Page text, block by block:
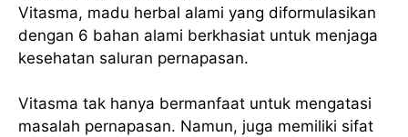
Vitasma, madu herbal alami yang diformulasikan
dengan 6 bahan alami berkhasiat untuk menjaga
kesehatan saluran pernapasan.
Vitasma tak hanya bermanfaat untuk mengatasi
masalah pernapasan. Namun, juga memiliki sifat